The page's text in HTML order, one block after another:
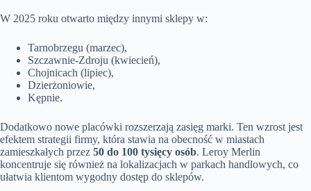
W 2025 roku otwarto między innymi sklepy w:
Tarnobrzegu (marzec),
Szczawnie-Zdroju (kwiecień),
Chojnicach (lipiec),
Dzierżoniowie,
Kępnie.
Dodatkowo nowe placówki rozszerzają zasięg marki. Ten wzrost jest
efektem strategii firmy, która stawia na obecność w miastach
zamieszkałych przez 50 do 100 tysięcy osób. Leroy Merlin
koncentruje się również na lokalizacjach w parkach handlowych, co
ułatwia klientom wygodny dostęp do sklepów.